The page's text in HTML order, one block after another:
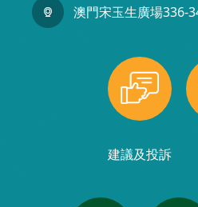
澳門宋玉生廣場336-
建議及投訴